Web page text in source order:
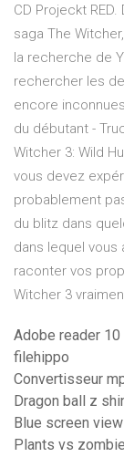
CD Projeckt
saga The
la recherche de
rechercher les
encore
du débutant -
Witcher 3: Wild
vous devez
probablement
du blitz dans
dans lequel vous
raconter vos
Witcher 3
Adobe reader
filehippo
Convertisseur
Dragon ball z
Blue screen
Plants vs